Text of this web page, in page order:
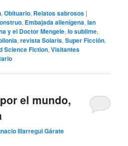
,Obituario, Relatos sabrosos |
, Embajada alienígena,Ian
y el Doctor Mengele,lo sublime,
,revista Solaris,Super Ficción,
Science Fiction,Visitantes
el mundo,
Illarregui Gárate